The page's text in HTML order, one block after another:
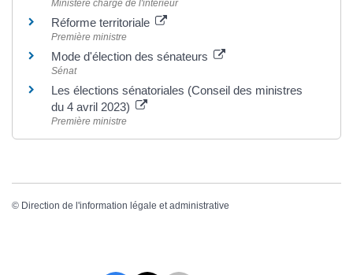
Ministère chargé de l'intérieur
Réforme territoriale
Première ministre
Mode d'élection des sénateurs
Sénat
Les élections sénatoriales (Conseil des ministres
du 4 avril 2023)
Première ministre
© Direction de l'information légale et administrative